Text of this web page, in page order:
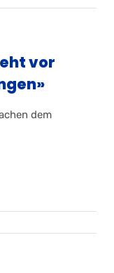
vor
dem